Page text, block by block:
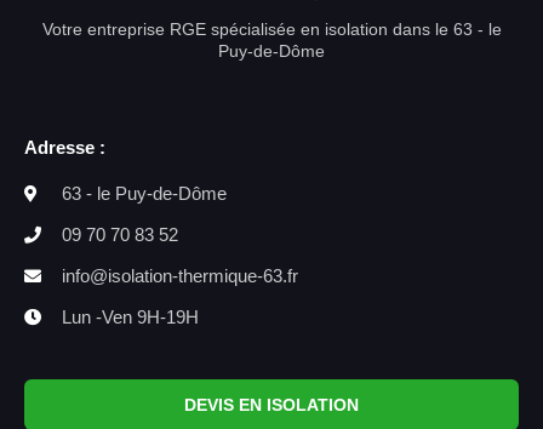
Votre entreprise RGE spécialisée en isolation dans le 63 - le
Puy-de-Dôme
Adresse :
63 - le Puy-de-Dôme
09 70 70 83 52
info@isolation-thermique-63.fr
Lun -Ven 9H-19H
DEVIS EN ISOLATION